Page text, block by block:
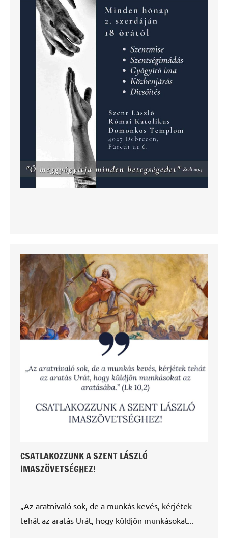
CSATLAKOZZUNK A SZENT LÁSZLÓ
IMASZÖVETSÉGHEZ!
„Az aratnivaló sok, de a munkás kevés, kérjétek
tehát az aratás Urát, hogy küldjön munkásokat...